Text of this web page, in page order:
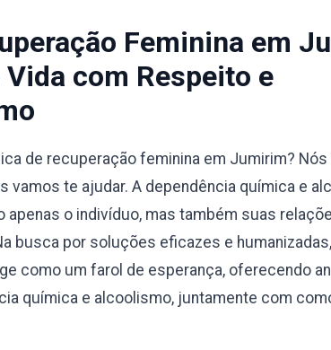
Feminina em
com Respeito e
de recuperação feminina em Jumirim? Nós
vamos te ajudar. A dependência química e
apenas o indivíduo, mas também suas
busca por soluções eficazes e
como um farol de esperança, oferecendo
química e alcoolismo, juntamente com